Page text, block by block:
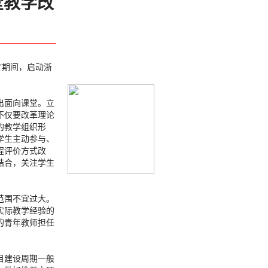
间，启动浙
面向课堂。立
仅要改革理论
教学组织形
主动参与、
评价方式改
合，关注学生
不宜过大。
际教学经验的
青年教师担任
建设周期一般